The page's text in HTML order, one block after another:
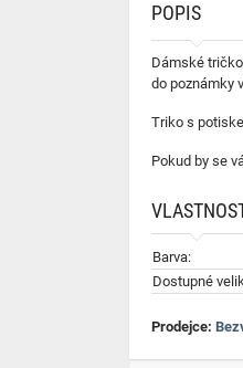
POPIS
Dámské tričko
do poznámky
Triko s
Pokud by se
Barva:
Dostupné
Prodejce: